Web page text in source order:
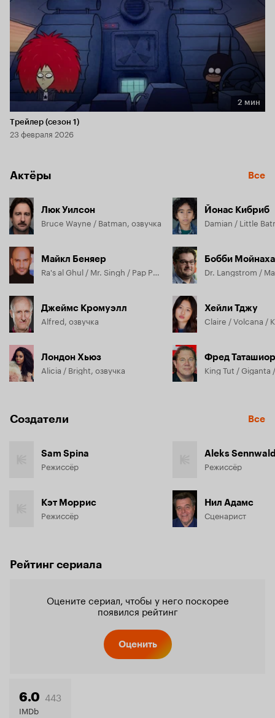
Длительность 2 мин
2 мин
Трейлер (сезон 1)
23 февраля 2026
Актёры Все
Люк Уилсон
Bruce Wayne / Batman, озвучка
Майкл Беняер
Джеймс Кромуэлл
Alfred, озвучка
Лондон Хьюз
Alicia / Bright, озвучка
Йонас Кибриб
Бобби
Хейли Тджу
Фред Таташиор
Создатели Все
Sam Spina
Режиссёр
Кэт Моррис
Режиссёр
Aleks
Режиссёр
Нил Адамс
Сценарист
Рейтинг сериала
Оцените сериал, чтобы у него поскорее
появился рейтинг
Оценить
6.0 443
IMDb